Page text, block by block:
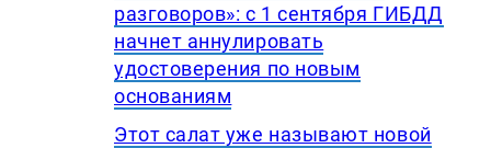
разговоров»: с 1 сентября ГИБДД
начнет аннулировать
удостоверения по новым
основаниям
Этот салат уже называют новой